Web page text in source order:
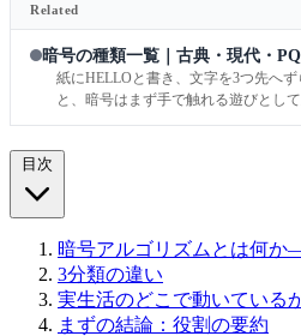
Related
暗号の種類一覧｜古典・現代・
紙にHELLOと書き、文字を3つ先へ
と、暗号はまず手で触れる遊びとし
ブラウザの錠前アイコンを開く気持
暗号アルゴリズムとは何
3分類の違い
実生活のどこで動いている
まずの結論：役割の要約